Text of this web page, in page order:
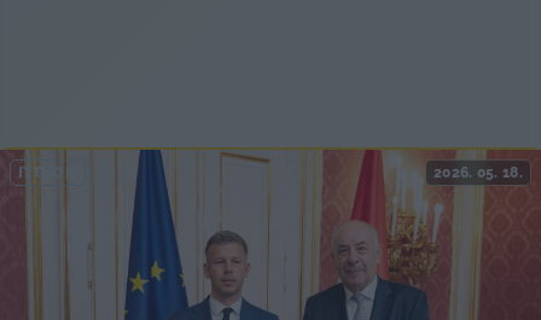
ITTHON 2026. 05. 18.